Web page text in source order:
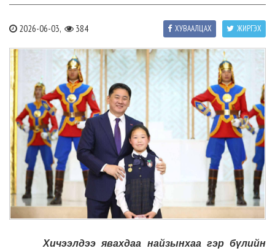
2026-06-03, 384 ЖИРГЭХ
ХУВААЛЦАХ
Хичээлдээ явахдаа найзынхаа гэр бүлийн